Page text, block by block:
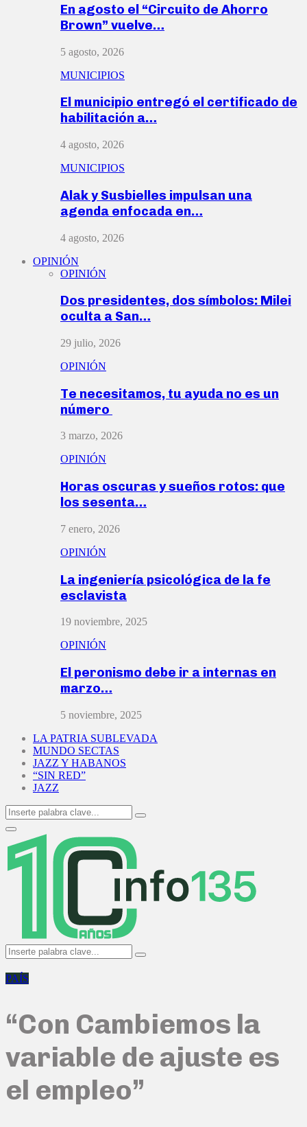
En agosto el “Circuito de Ahorro
Brown” vuelve…
5 agosto, 2026
MUNICIPIOS
El municipio entregó el certificado de
habilitación a…
4 agosto, 2026
MUNICIPIOS
Alak y Susbielles impulsan una
agenda enfocada en…
4 agosto, 2026
OPINIÓN
OPINIÓN
Dos presidentes, dos símbolos: Milei
oculta a San…
29 julio, 2026
OPINIÓN
Te necesitamos, tu ayuda no es un
número
3 marzo, 2026
OPINIÓN
Horas oscuras y sueños rotos: que
los sesenta…
7 enero, 2026
OPINIÓN
La ingeniería psicológica de la fe
esclavista
19 noviembre, 2025
OPINIÓN
El peronismo debe ir a internas en
marzo…
5 noviembre, 2025
LA PATRIA SUBLEVADA
MUNDO SECTAS
JAZZ Y HABANOS
“SIN RED”
JAZZ
Search
for:
Search
Primary
Menu
Search
for:
Search
PAÍS
“Con Cambiemos la
variable de ajuste es
el empleo”